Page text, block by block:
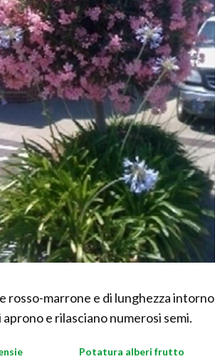
rosso-marrone e di lunghezza intorno
e rilasciano numerosi semi.
Potatura alberi frutto